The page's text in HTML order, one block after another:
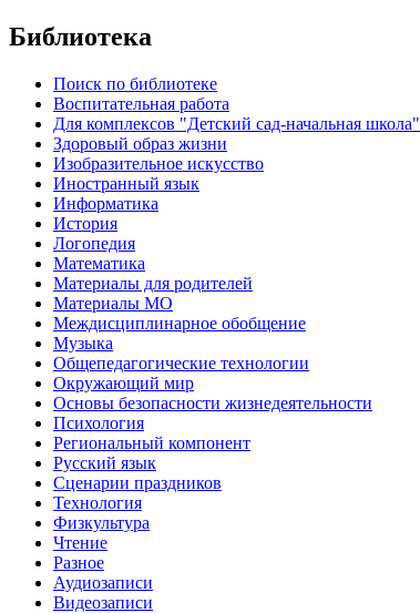
Библиотека
Поиск по библиотеке
Воспитательная работа
Для комплексов "Детский сад-начальная школа"
Здоровый образ жизни
Изобразительное искусство
Иностранный язык
Информатика
История
Логопедия
Математика
Материалы для родителей
Материалы МО
Междисциплинарное обобщение
Музыка
Общепедагогические технологии
Окружающий мир
Основы безопасности жизнедеятельности
Психология
Региональный компонент
Русский язык
Сценарии праздников
Технология
Физкультура
Чтение
Разное
Аудиозаписи
Видеозаписи